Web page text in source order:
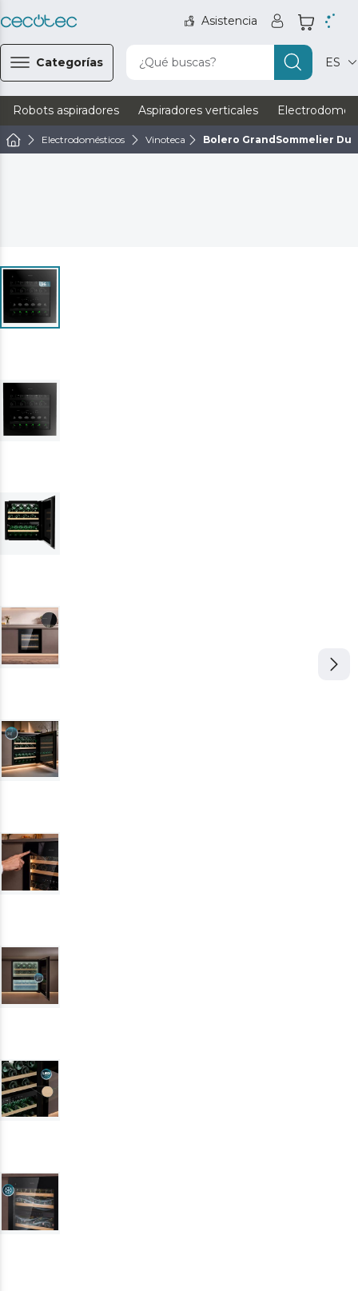
Asistencia
Categorías ¿Qué buscas? ES
Robots aspiradores Aspiradores verticales
Electrodomésticos Vinoteca Bolero GrandSommelier